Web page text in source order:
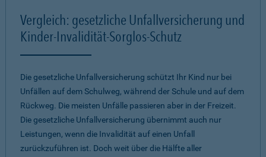
Vergleich: gesetzliche Unfallversicherung und
Kinder-Invalidität-Sorglos-Schutz
Die gesetzliche Unfallversicherung schützt Ihr Kind nur bei
Unfällen auf dem Schulweg, während der Schule und auf dem
Rückweg. Die meisten Unfälle passieren aber in der Freizeit.
Die gesetzliche Unfallversicherung übernimmt auch nur
Leistungen, wenn die Invalidität auf einen Unfall
zurückzuführen ist. Doch weit über die Hälfte aller